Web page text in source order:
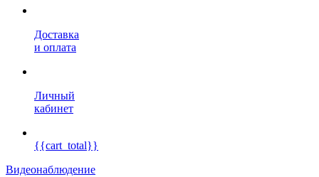
Доставка
и оплата
Личный
кабинет
{{cart_total}}
Видеонаблюдение